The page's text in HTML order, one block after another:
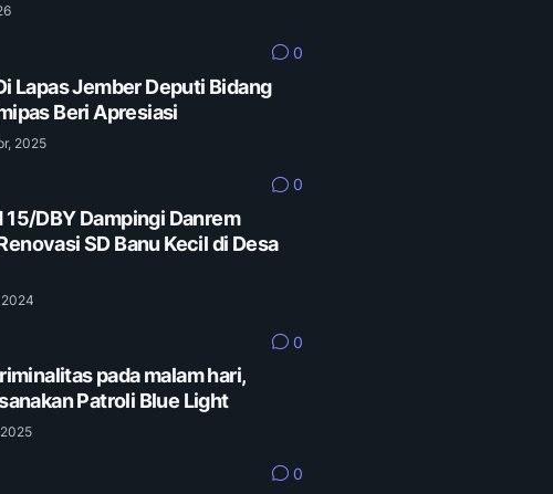
0
Lapas Jember Deputi Bidang
Beri Apresiasi
2025
0
15/DBY Dampingi Danrem
SD Banu Kecil di Desa
0
pada malam hari,
Patroli Blue Light
0